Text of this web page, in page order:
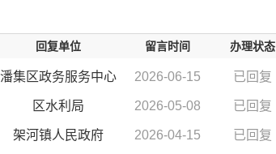
回复单位 留言时间 办理状态
潘集区政务服务中心 2026-06-15 已回复
区水利局 2026-05-08 已回复
架河镇人民政府 2026-04-15 已回复